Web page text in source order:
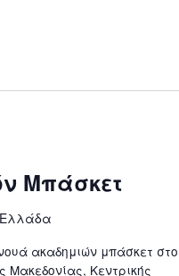
Μπάσκετ
ακαδημιών μπάσκετ στο
Μακεδονίας, Κεντρικής